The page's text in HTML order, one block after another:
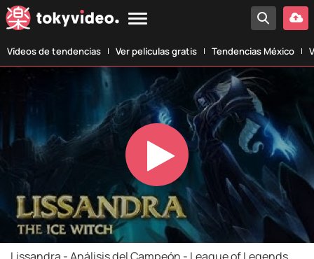
Vídeos de tendencias Ver películas gratis Tendencias México
Play
Video